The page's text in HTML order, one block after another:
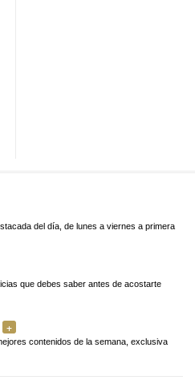
del día, de lunes a viernes a primera
que debes saber antes de acostarte
contenidos de la semana, exclusiva